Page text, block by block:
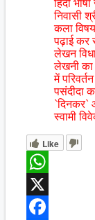
हिंदी
निवासी
कला
पढ़ाई कर
लेखन
लेखनी
में
पसंदीदा
`दिनकर`
स्वामी
Like
WhatsApp
X